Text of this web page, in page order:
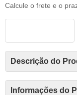
Calcule o frete e o
Descrição do
Informações do